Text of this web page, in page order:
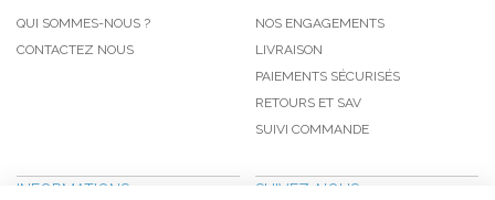
QUI SOMMES-NOUS ?
CONTACTEZ NOUS
NOS ENGAGEMENTS
LIVRAISON
PAIEMENTS SÉCURISÉS
RETOURS ET SAV
SUIVI COMMANDE
INFORMATIONS SUIVEZ-NOUS